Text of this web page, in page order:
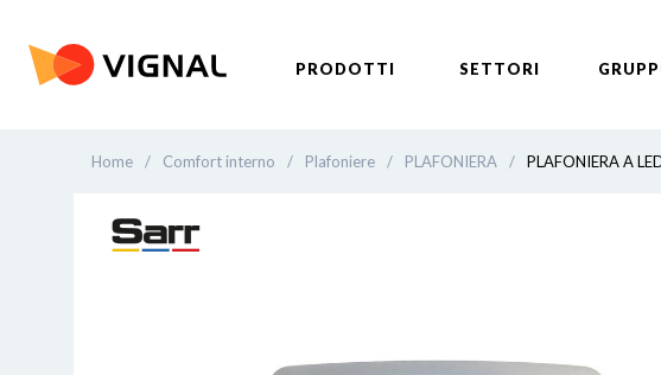
PRODOTTI SETTORI
Home / Comfort interno / Plafoniere / PLAFONIERA / PLAFONIERA A